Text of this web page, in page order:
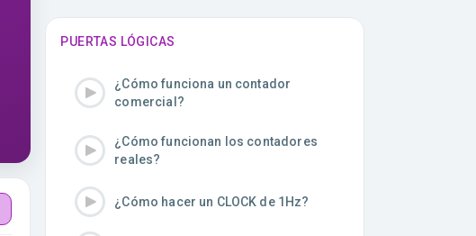
PUERTAS LÓGICAS
¿Cómo funciona un contador
comercial?
¿Cómo funcionan los contadores
reales?
¿Cómo hacer un CLOCK de 1Hz?